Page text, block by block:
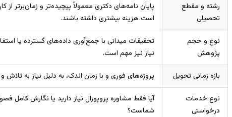
رشته و مقطع
تحصیلی
پایان نامه‌های دکتری معمولاً پیچیده‌تر و
است هزینه بیشتری داشته باشند.
نوع و حجم
پژوهش
تحقیقات میدانی با جمع‌آوری داده‌های گسترده یا
نیاز نیز مهم است.
بازه زمانی تحویل پروژه‌های فوری و با زمان اندک، به دلیل نیاز به تلاش
نوع خدمات
درخواستی
آیا فقط مشاوره پروپوزال نیاز دارید یا نگارش
شماست؟